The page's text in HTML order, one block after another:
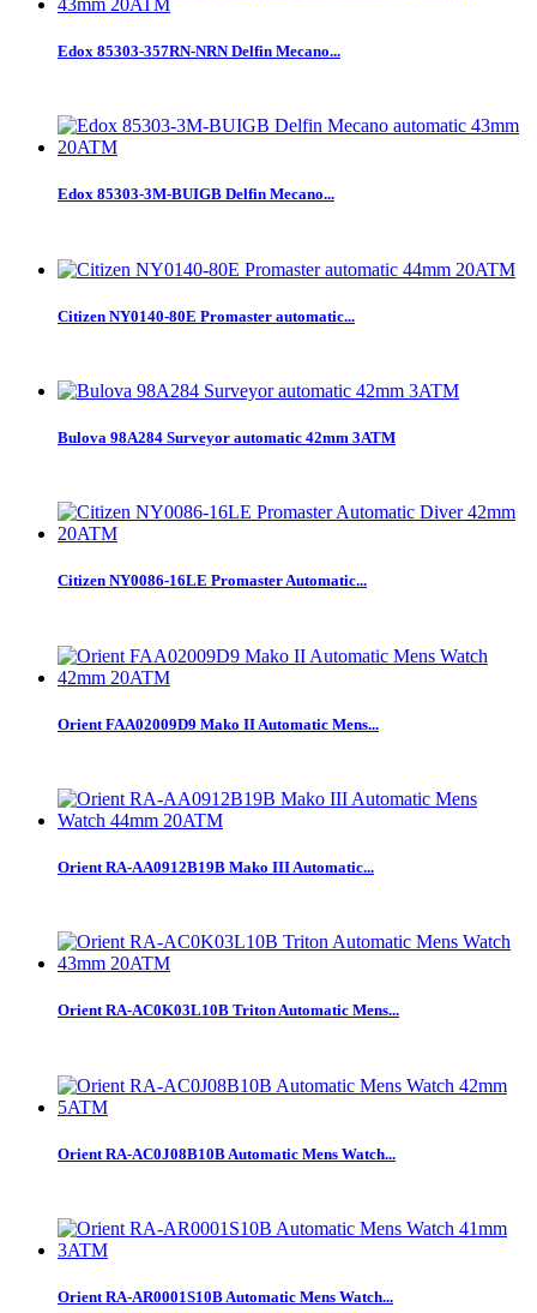
Edox 85303-357RN-NRN Delfin Mecano...
Edox 85303-3M-BUIGB Delfin Mecano...
Citizen NY0140-80E Promaster automatic...
Bulova 98A284 Surveyor automatic 42mm 3ATM
Citizen NY0086-16LE Promaster Automatic...
Orient FAA02009D9 Mako II Automatic Mens...
Orient RA-AA0912B19B Mako III Automatic...
Orient RA-AC0K03L10B Triton Automatic Mens...
Orient RA-AC0J08B10B Automatic Mens Watch...
Orient RA-AR0001S10B Automatic Mens Watch...